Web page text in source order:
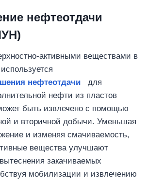
нефтеотдачи
активными веществами в
нефтеотдачи
для
нефти из пластов
быть извлечено с помощью
и вторичной добычи. Уменьшая
и изменяя смачиваемость,
вещества улучшают
закачиваемых
мобилизации и извлечению